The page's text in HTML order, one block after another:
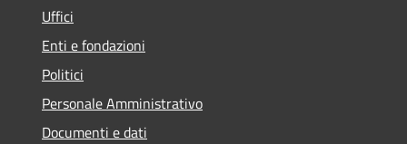
Uffici
Enti e fondazioni
Politici
Personale Amministrativo
Documenti e dati